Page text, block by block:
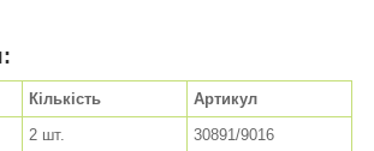
Кількість
Артикул
2 шт. 30891/9016